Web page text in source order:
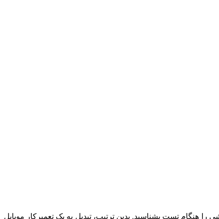
هنگام تست بشناسید. بدین ترتیب، تبدیل به یک تعمیرکار موبایل